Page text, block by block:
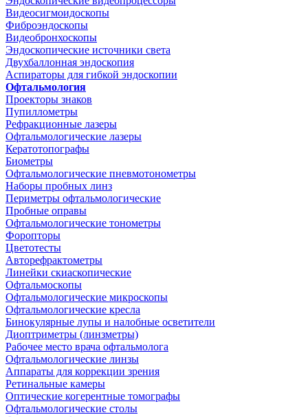
Видеосигмоидоскопы
Фиброэндоскопы
Видеобронхоскопы
Эндоскопические источники света
Двухбаллонная эндоскопия
Аспираторы для гибкой эндоскопии
Офтальмология
Проекторы знаков
Пупиллометры
Рефракционные лазеры
Офтальмологические лазеры
Кератотопографы
Биометры
Офтальмологические пневмотонометры
Наборы пробных линз
Периметры офтальмологические
Пробные оправы
Офтальмологические тонометры
Форопторы
Цветотесты
Авторефрактометры
Линейки скиаскопические
Офтальмоскопы
Офтальмологические микроскопы
Офтальмологические кресла
Бинокулярные лупы и налобные осветители
Диоптриметры (линзметры)
Рабочее место врача офтальмолога
Офтальмологические линзы
Аппараты для коррекции зрения
Ретинальные камеры
Оптические когерентные томографы
Офтальмологические столы